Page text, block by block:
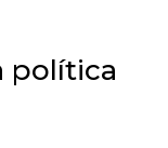
política